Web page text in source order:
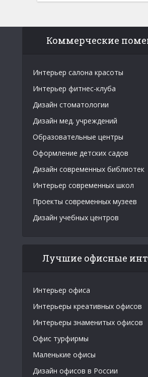
Коммерческие
Интерьер салона красоты
Интерьер фитнес-клуба
Дизайн стоматологии
Дизайн мед. учреждений
Образовательные центры
Оформление детских садов
Дизайн современных библиотек
Интерьер современных школ
Проекты современных музеев
Дизайн учебных центров
Лучшие офисные
Интерьер офиса
Интерьеры креативных офисов
Интерьеры знаменитых офисов
Офис турфирмы
Маленькие офисы
Дизайн офисов в России